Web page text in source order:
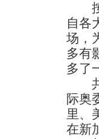
按
自各
场，
多有
多了
共
际奥
里、
在新